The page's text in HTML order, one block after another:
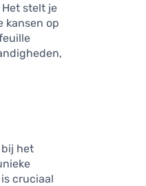
stelt je
kansen op
bij het
cruciaal